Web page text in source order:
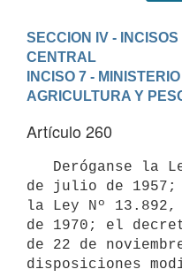
SECCION IV -
CENTRAL
INCISO 7 -
AGRICULTURA Y
Artículo 260
de julio de
la Ley Nº
de 1970; el
de 22 de
disposiciones